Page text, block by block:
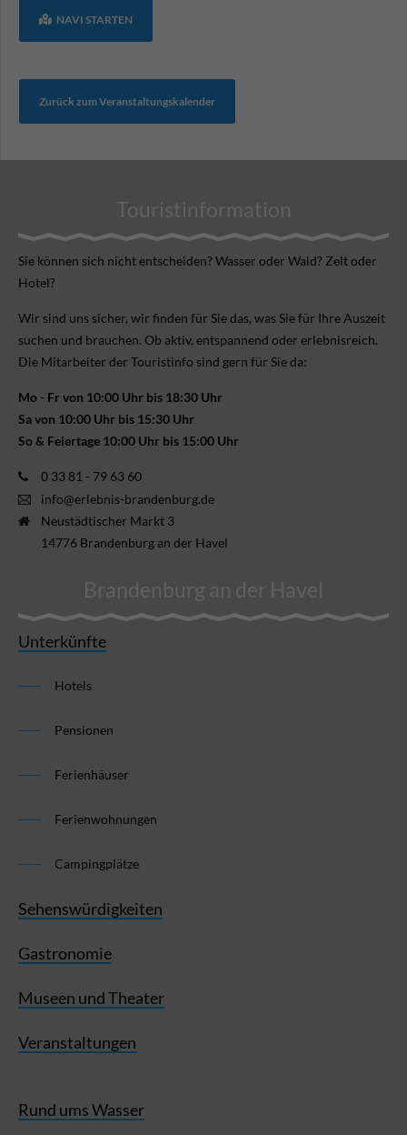
NAVI STARTEN
Zurück zum Veranstaltungskalender
Touristinformation
Sie können sich nicht ent­scheiden? Wasser oder Wald? Zelt oder
Hotel?
Wir sind uns sicher, wir finden für Sie das, was Sie für Ihre Aus­zeit
suchen und brauchen. Ob aktiv, ent­spannend oder erlebnis­reich.
Die Mitarbeiter der Touristinfo sind gern für Sie da:
Mo - Fr von 10:00 Uhr bis 18:30 Uhr
Sa von 10:00 Uhr bis 15:30 Uhr
So & Feiertage 10:00 Uhr bis 15:00 Uhr
0 33 81 - 79 63 60
info@erlebnis-brandenburg.de
Neustädtischer Markt 3
14776 Brandenburg an der Havel
Brandenburg an der Havel
Unterkünfte
Hotels
Pensionen
Ferienhäuser
Ferienwohnungen
Campingplätze
Sehenswürdigkeiten
Gastronomie
Museen und Theater
Veranstaltungen
Rund ums Wasser